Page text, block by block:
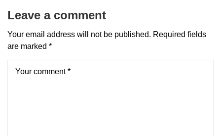
Leave a comment
Your email address will not be published. Required fields
are marked *